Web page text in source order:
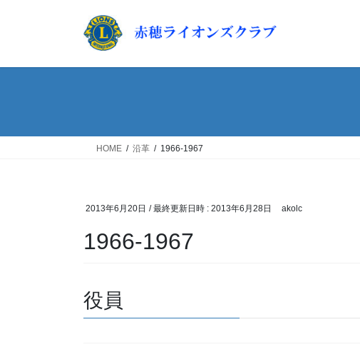
HOME 沿革 1966-1967
2013年6月20日 / 最終更新日時 : 2013年6月28日 akolc
1966-1967
役員